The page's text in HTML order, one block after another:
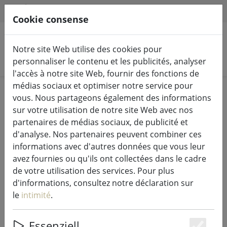
Rechercher des produits
Home Cuisine Accessoires de cuisine
Zone Set de table plastique tressé
argent
Cookie consense
Notre site Web utilise des cookies pour
personnaliser le contenu et les publicités, analyser
l'accès à notre site Web, fournir des fonctions de
médias sociaux et optimiser notre service pour
vous. Nous partageons également des informations
sur votre utilisation de notre site Web avec nos
partenaires de médias sociaux, de publicité et
d'analyse. Nos partenaires peuvent combiner ces
informations avec d'autres données que vous leur
avez fournies ou qu'ils ont collectées dans le cadre
de votre utilisation des services. Pour plus
d'informations, consultez notre déclaration sur
le intimité.